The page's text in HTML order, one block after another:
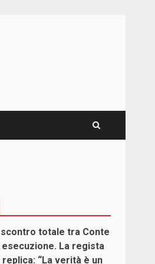
totale tra Conte
La regista
“La verità è un